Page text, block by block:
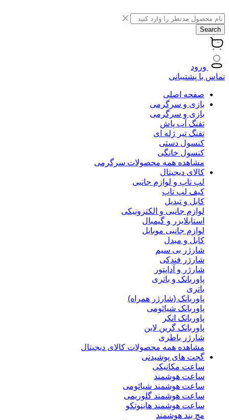
Search
ورود
تماس با پشتیبانی
صفحه اصلی
بازی و سرگرمی
بازی و سرگرمی
تفنگ آب پاش
تفنگ تیر ژله ای
کنسول دستی
کنسول خانگی
مشاهده همه محصولات سرگرمی
کالای دیجیتال
لپ تاپ و لوازم جانبی
کیف لپ تاپ
کابل و تبدیل
لوازم جانبی و الکترونیکی
استابلایزر و گیمبال
لوازم جانبی موبایل
کابل و مبدل
شارژر بی سیم
شارژر فندکی
شارژر و آداپتور
پاوربانک و باتری
باتری
پاوربانک (شارژر همراه)
پاوربانک شیائومی
پاوربانک انکر
پاوربانک گرین لاین
شارژر باطری
مشاهده همه محصولات کالای دیجیتال
گجت های پوشیدنی
ساعت مکانیکی
ساعت هوشمند
ساعت هوشمند شیائومی
ساعت هوشمند گلوریمی
ساعت هوشمند هاینوتکو
مچ بند هوشمند